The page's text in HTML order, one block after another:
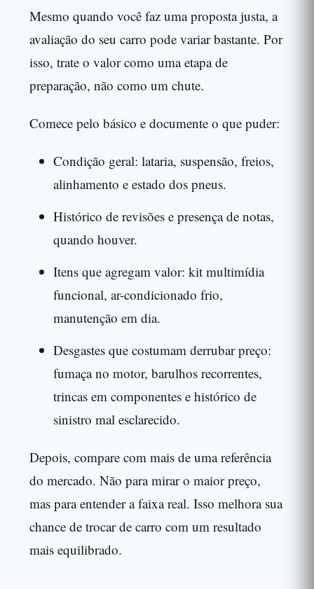
Mesmo quando você faz uma proposta justa, a
avaliação do seu carro pode variar bastante. Por
isso, trate o valor como uma etapa de
preparação, não como um chute.
Comece pelo básico e documente o que puder:
Condição geral: lataria, suspensão, freios,
alinhamento e estado dos pneus.
Histórico de revisões e presença de notas,
quando houver.
Itens que agregam valor: kit multimídia
funcional, ar-condicionado frio,
manutenção em dia.
Desgastes que costumam derrubar preço:
fumaça no motor, barulhos recorrentes,
trincas em componentes e histórico de
sinistro mal esclarecido.
Depois, compare com mais de uma referência
do mercado. Não para mirar o maior preço,
mas para entender a faixa real. Isso melhora sua
chance de trocar de carro com um resultado
mais equilibrado.